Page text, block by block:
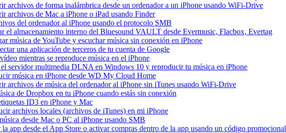
archivos de forma inalámbrica desde un ordenador a un iPhone usando WiFi-Drive
archivos de Mac a iPhone o iPad usando Finder
del ordenador al iPhone usando el protocolo SMB
el almacenamiento interno del Bluesound VAULT desde Evermusic, Flacbox, Evertag
música de YouTube y escuchar música sin conexión en iPhone
una aplicación de terceros de tu cuenta de Google
mientras se reproduce música en el iPhone
servidor multimedia DLNA en Windows 10 y reproducir tu música en iPhone
música en iPhone desde WD My Cloud Home
archivos de música del ordenador al iPhone sin iTunes usando WiFi-Drive
de Dropbox en tu iPhone cuando estás sin conexión
ID3 en iPhone y Mac
archivos locales (archivos de iTunes) en mi iPhone
desde Mac o PC al iPhone usando SMB
app desde el App Store o activar compras dentro de la app usando un código promocional